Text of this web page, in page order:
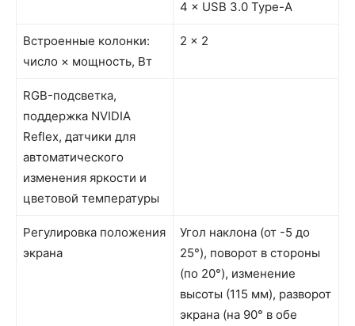
4 × USB 3.0 Type-A
Встроенные колонки:
число × мощность, Вт
2 × 2
RGB-подсветка,
поддержка NVIDIA
Reflex, датчики для
автоматического
изменения яркости и
цветовой температуры
Регулировка положения
экрана
Угол наклона (от -5 до
25°), поворот в стороны
(по 20°), изменение
высоты (115 мм), разворот
экрана (на 90° в обе